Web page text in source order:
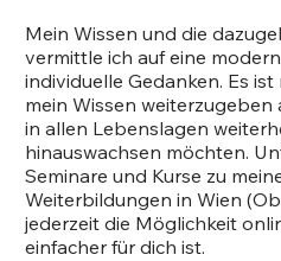
Mein Wissen und die
vermittle ich auf eine
individuelle Gedanken. Es
mein Wissen weiterzugeben
in allen Lebenslagen
hinauswachsen möchten.
Seminare und Kurse zu
Weiterbildungen in Wien
jederzeit die Möglichkeit
einfacher für dich ist.